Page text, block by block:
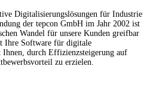
Digitalisierungslösungen für Industrie
der tepcon GmbH im Jahr 2002 ist
Wandel für unsere Kunden greifbar
Ihre Software für digitale
durch Effizienzsteigerung auf
zu erzielen.